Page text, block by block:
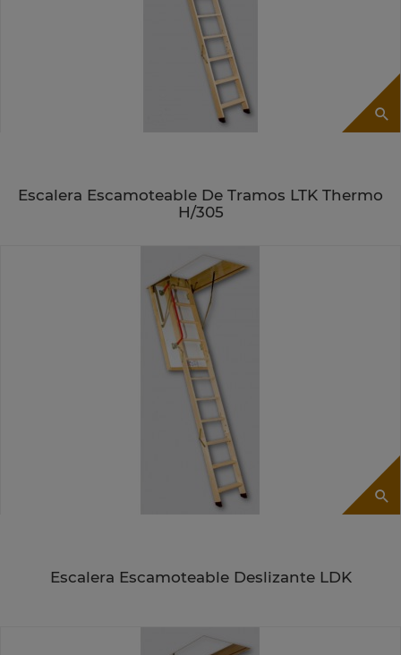
Escalera Escamoteable De Tramos LTK Thermo
H/305
Escalera Escamoteable Deslizante LDK